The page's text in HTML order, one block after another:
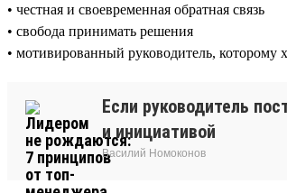
• честная и своевременная обратная связь
• свобода принимать решения
• мотивированный руководитель, которому
Если руководитель
и инициативой
Василий Номоконов